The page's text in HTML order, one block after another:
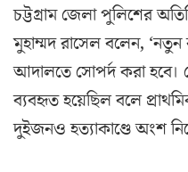
চট্টগ্রাম জেলা পুলিশের
মুহাম্মদ রাসেল বলেন,
আদালতে সোপর্দ করা হবে।
ব্যবহৃত হয়েছিল বলে
দুইজনও হত্যাকাণ্ডে অংশ